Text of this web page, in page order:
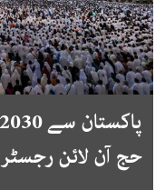
حج آن لائن رجسٹر